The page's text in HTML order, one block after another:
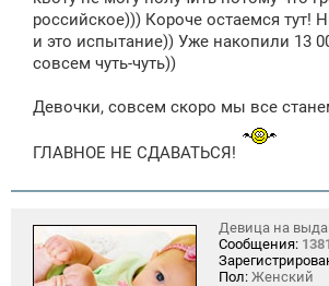
российское))) Короче остаемся тут!
и это испытание)) Уже накопили 13
совсем чуть-чуть))
Девочки, совсем скоро мы все
ГЛАВНОЕ НЕ СДАВАТЬСЯ!
Девица на
Сообщения: 1381
Пол: Женский